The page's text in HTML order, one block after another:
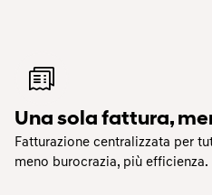
Una sola fattura,
Fatturazione centralizzata per
meno burocrazia, più efficienza.